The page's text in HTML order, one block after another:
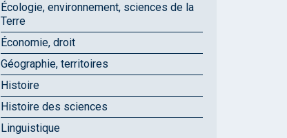
Écologie, environnement, sciences de la
Terre
Économie, droit
Géographie, territoires
Histoire
Histoire des sciences
Linguistique